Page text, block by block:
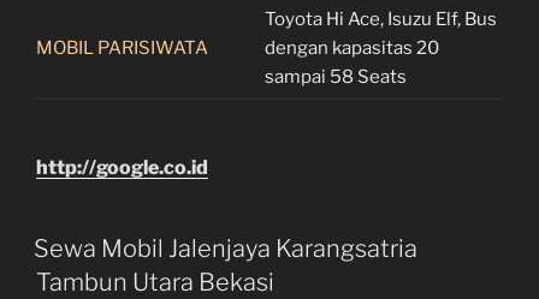
MOBIL PARISIWATA
Toyota Hi Ace, Isuzu Elf, Bus
dengan kapasitas 20
sampai 58 Seats
http://google.co.id
Sewa Mobil Jalenjaya Karangsatria
Tambun Utara Bekasi